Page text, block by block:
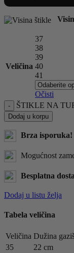
Veličina
37
38
39
40
41
Očisti
ŠTIKLE NA
Dodaj u korpu
Brza isporuka!
Mogućnost
Besplatna
Dodaj u listu želja
Tabela veličina
Veličina Dužina
35
22 cm